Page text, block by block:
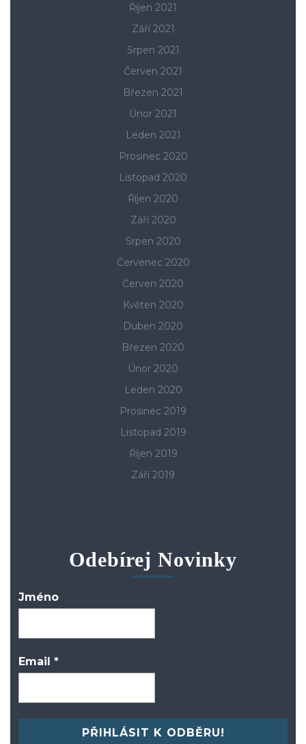
Říjen 2021
Září 2021
Srpen 2021
Červen 2021
Březen 2021
Únor 2021
Leden 2021
Prosinec 2020
Listopad 2020
Říjen 2020
Září 2020
Srpen 2020
Červenec 2020
Červen 2020
Květen 2020
Duben 2020
Březen 2020
Únor 2020
Leden 2020
Prosinec 2019
Listopad 2019
Říjen 2019
Září 2019
Odebírej Novinky
Jméno
Email *